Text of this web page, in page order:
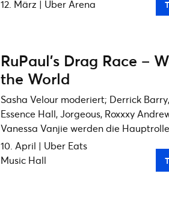
12. März | Uber Arena
RuPaul’s Drag Race –
the World
Sasha Velour moderiert; Derrick
Essence Hall, Jorgeous, Roxxxy
Vanessa Vanjie werden die
10. April | Uber Eats
Music Hall